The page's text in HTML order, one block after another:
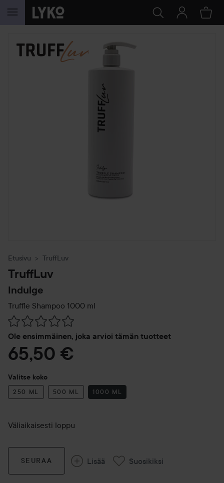
SIIRTYÄ JHK SISÄLTÖÖN
Etusivu TruffLuv
TruffLuv
Indulge
Truffle Shampoo 1000 ml
Ole ensimmäinen, joka arvioi tämän tuotteet
Siirtyä jhk Arvosana & kommentit
65,50 €
Valitse koko
250 ML 500 ML 1000 ML
Väliaikaisesti loppu
SEURAA Lisää Suosikiksi